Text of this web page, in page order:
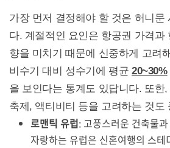
가장 먼저 결정해야 할 것은 허니문
다. 계절적인 요인은 항공권 가격과
향을 미치기 때문에 신중하게 고려
비수기 대비 성수기에 평균20~30%
을 보인다는 통계도 있답니다. 또한
축제, 액티비티 등을 고려하는 것도
로맨틱 유럽: 고풍스러운 건축물
자랑하는 유럽은 신혼여행의 스테